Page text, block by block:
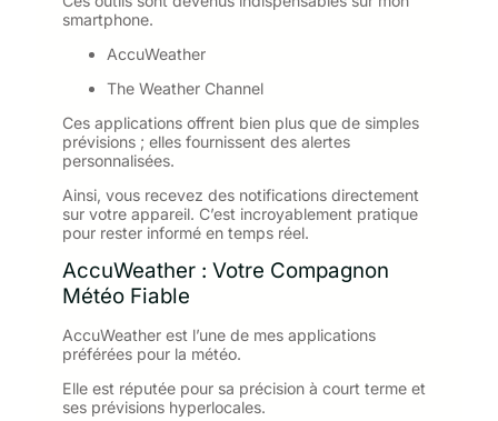
smartphone.
AccuWeather
The Weather Channel
Ces applications offrent bien plus que de simples
prévisions ; elles fournissent des alertes
personnalisées.
Ainsi, vous recevez des notifications directement
sur votre appareil. C’est incroyablement pratique
pour rester informé en temps réel.
AccuWeather : Votre Compagnon
Météo Fiable
AccuWeather est l’une de mes applications
préférées pour la météo.
Elle est réputée pour sa précision à court terme et
ses prévisions hyperlocales.